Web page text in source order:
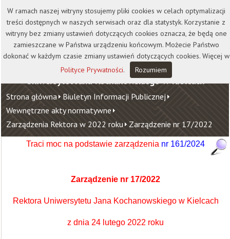
Kontakt Biblioteka
Wydawnictwo
Wirtualna Uczelnia
Uniwersytet Jana Kochanowskiego w Kielcach
Strona główna Biuletyn Informacji Publicznej
Wewnętrzne akty normatywne
Zarządzenia Rektora w 2022 roku Zarządzenie nr 17/2022
Traci moc na podstawie zarządzenia nr 161/2024
Zarządzenie nr 17/2022
Rektora Uniwersytetu Jana Kochanowskiego w Kielcach
z dnia 24 lutego 2022 roku
W ramach naszej witryny stosujemy pliki cookies w celach optymalizacji
treści dostępnych w naszych serwisach oraz dla statystyk. Korzystanie z
witryny bez zmiany ustawień dotyczących cookies oznacza, że będą one
zamieszczane w Państwa urządzeniu końcowym. Możecie Państwo
dokonać w każdym czasie zmiany ustawień dotyczących cookies. Więcej w
Polityce Prywatności. Rozumiem